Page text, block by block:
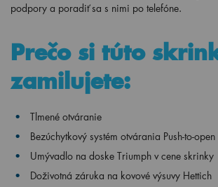
podpory a poradiť sa s nimi po telefóne.
Prečo si túto
zamilujete:
Tlmené otváranie
Bezúchytkový systém otvárania Push-to-open
Umývadlo na doske Triumph v cene skrinky
Doživotná záruka na kovové výsuvy Hettich